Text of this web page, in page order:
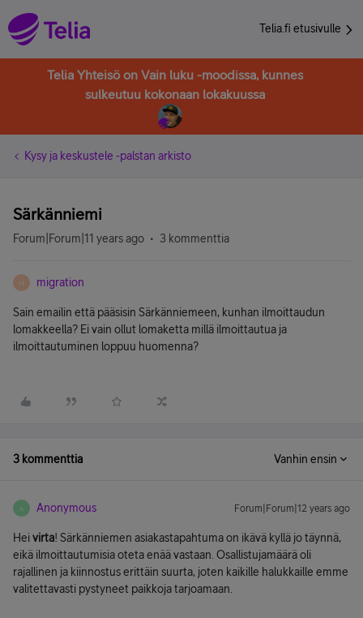
Telia.fi etusivulle
Telia Yhteisö on Vain luku -moodissa, kunnes
sulkeutuu kokonaan lokakuussa
Kysy ja keskustele -palstan arkisto
Särkänniemi
Forum|Forum|11 years ago 3 kommenttia
M migration
Sain emailin että pääsisin Särkänniemeen, kunhan ilmoittaudun
lomakkeella? Ei vain ollut lomaketta millä ilmoittautua ja
ilmoittautuminen loppuu huomenna?
3 kommenttia Vanhin ensin
A Anonymous Forum|Forum|12 years ago
Heivirta! Särkänniemen asiakastapahtuma on ikävä kyllä jo täynnä,
eikä ilmoittautumisia oteta enää vastaan. Osallistujamäärä oli
rajallinen ja kiinnostus erittäin suurta, joten kaikille halukkaille emme
valitettavasti pystyneet paikkoja tarjoamaan.